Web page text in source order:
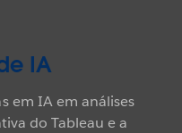
IA
em IA em análises
do Tableau e a